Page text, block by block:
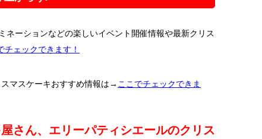
ネーションなどの楽しいイベント開催情報や最新クリス
チェックできます！
マスケーキおすすめ情報は→ ここでチェックできま
さん、エリーパティシエールのクリス